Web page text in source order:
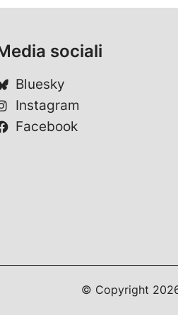
sociali
Bluesky
Instagram
Facebook
© Copyright